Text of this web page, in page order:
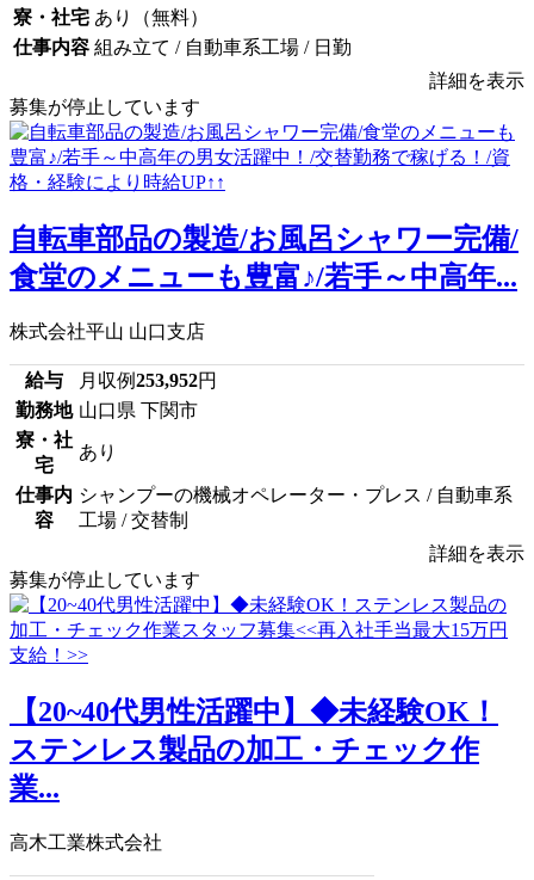
寮・社宅 あり（無料）
仕事内容 組み立て / 自動車系工場 / 日勤
詳細を表示
募集が停止しています
自転車部品の製造/お風呂シャワー完備/
食堂のメニューも豊富♪/若手～中高年...
株式会社平山 山口支店
給与 月収例253,952円
勤務地 山口県 下関市
寮・社
宅
あり
仕事内
容
シャンプーの機械オペレーター・プレス / 自動車系
工場 / 交替制
詳細を表示
募集が停止しています
【20~40代男性活躍中】◆未経験OK！
ステンレス製品の加工・チェック作
業...
高木工業株式会社